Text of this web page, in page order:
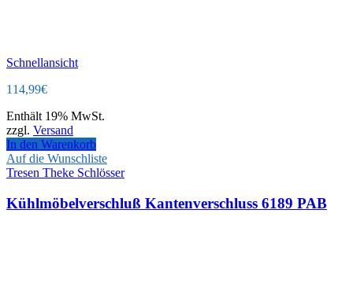
Schnellansicht
114,99€
Enthält 19% MwSt.
zzgl. Versand
In den Warenkorb
Auf die Wunschliste
Tresen Theke Schlösser
Kühlmöbelverschluß Kantenverschluss 6189 PAB